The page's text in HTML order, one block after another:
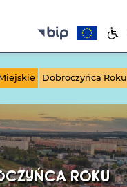
Dobroczyńca Roku
ROKU